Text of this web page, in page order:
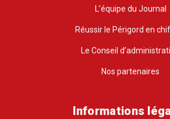
L’équipe du Journal
Réussir le Périgord en
Le Conseil
Nos partenaires
Informations